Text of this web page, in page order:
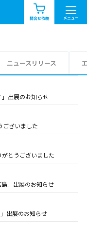
問合せ依頼 メニュー
お知らせ一覧
ニュースリリース
出展のお知らせ
ございました
がとうございました
」出展のお知らせ
出展のお知らせ